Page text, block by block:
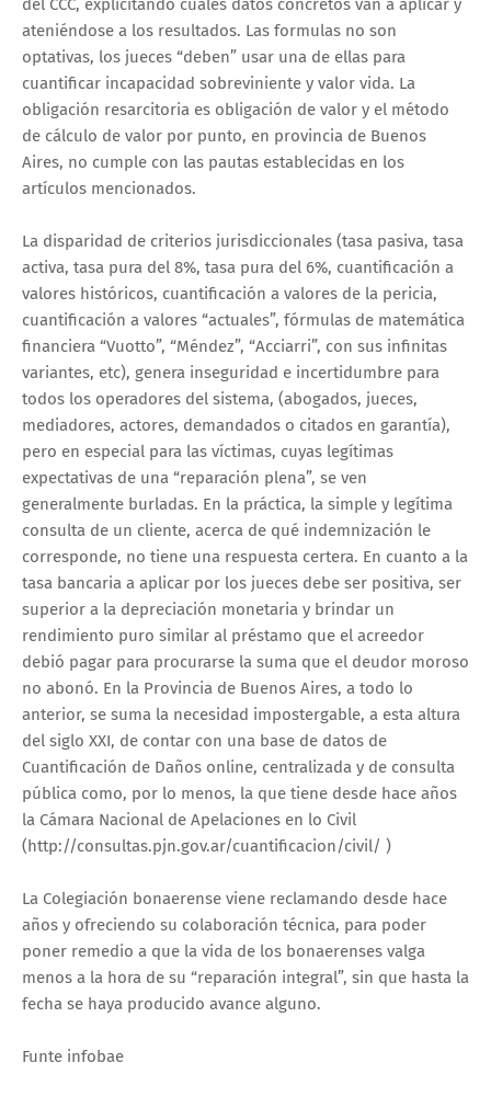
del CCC, explicitando cuales datos concretos van a aplicar y
ateniéndose a los resultados. Las formulas no son
optativas, los jueces “deben” usar una de ellas para
cuantificar incapacidad sobreviniente y valor vida. La
obligación resarcitoria es obligación de valor y el método
de cálculo de valor por punto, en provincia de Buenos
Aires, no cumple con las pautas establecidas en los
artículos mencionados.
La disparidad de criterios jurisdiccionales (tasa pasiva, tasa
activa, tasa pura del 8%, tasa pura del 6%, cuantificación a
valores históricos, cuantificación a valores de la pericia,
cuantificación a valores “actuales”, fórmulas de matemática
financiera “Vuotto”, “Méndez”, “Acciarri”, con sus infinitas
variantes, etc), genera inseguridad e incertidumbre para
todos los operadores del sistema, (abogados, jueces,
mediadores, actores, demandados o citados en garantía),
pero en especial para las víctimas, cuyas legítimas
expectativas de una “reparación plena”, se ven
generalmente burladas. En la práctica, la simple y legítima
consulta de un cliente, acerca de qué indemnización le
corresponde, no tiene una respuesta certera. En cuanto a la
tasa bancaria a aplicar por los jueces debe ser positiva, ser
superior a la depreciación monetaria y brindar un
rendimiento puro similar al préstamo que el acreedor
debió pagar para procurarse la suma que el deudor moroso
no abonó. En la Provincia de Buenos Aires, a todo lo
anterior, se suma la necesidad impostergable, a esta altura
del siglo XXI, de contar con una base de datos de
Cuantificación de Daños online, centralizada y de consulta
pública como, por lo menos, la que tiene desde hace años
la Cámara Nacional de Apelaciones en lo Civil
(http://consultas.pjn.gov.ar/cuantificacion/civil/ )
La Colegiación bonaerense viene reclamando desde hace
años y ofreciendo su colaboración técnica, para poder
poner remedio a que la vida de los bonaerenses valga
menos a la hora de su “reparación integral”, sin que hasta la
fecha se haya producido avance alguno.
Funte infobae